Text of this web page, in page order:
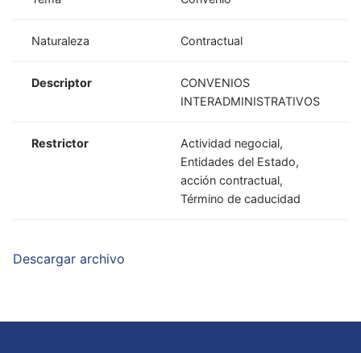
Naturaleza Contractual
Descriptor
CONVENIOS
INTERADMINISTRATIVOS
Restrictor
Actividad negocial,
Entidades del Estado,
acción contractual,
Término de caducidad
Descargar archivo